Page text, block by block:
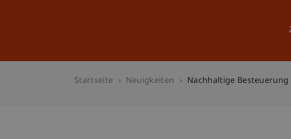
Startseite Neuigkeiten Nachhaltige